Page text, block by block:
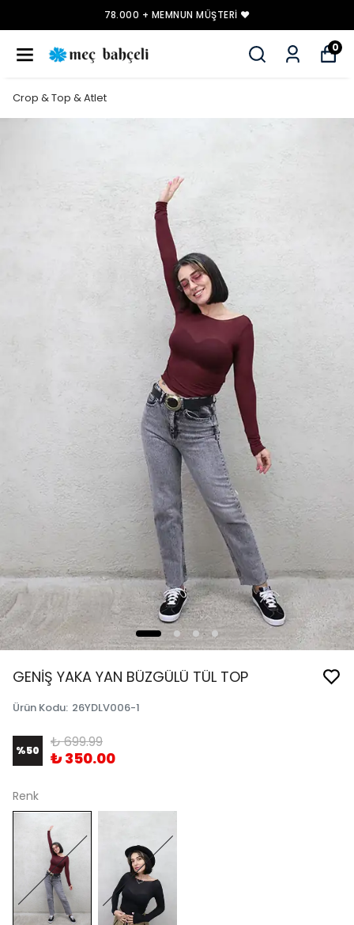
78.000 + MEMNUN MÜŞTERI ❤️
0
Crop & Top & Atlet
GENİŞ YAKA YAN BÜZGÜLÜ TÜL TOP
Ürün Kodu: 26YDLV006-1
%50 ₺ 699.99
₺ 350.00
Renk